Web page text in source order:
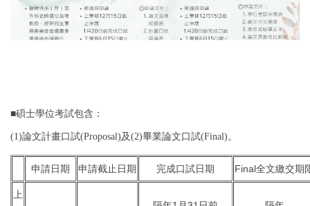
■碩士學位考試包含：
(1)論文計畫口試(Proposal)及(2)畢業論文口試(Final)。
申請日期 申請截止日期 完成口試日期 Final全文繳交期
上